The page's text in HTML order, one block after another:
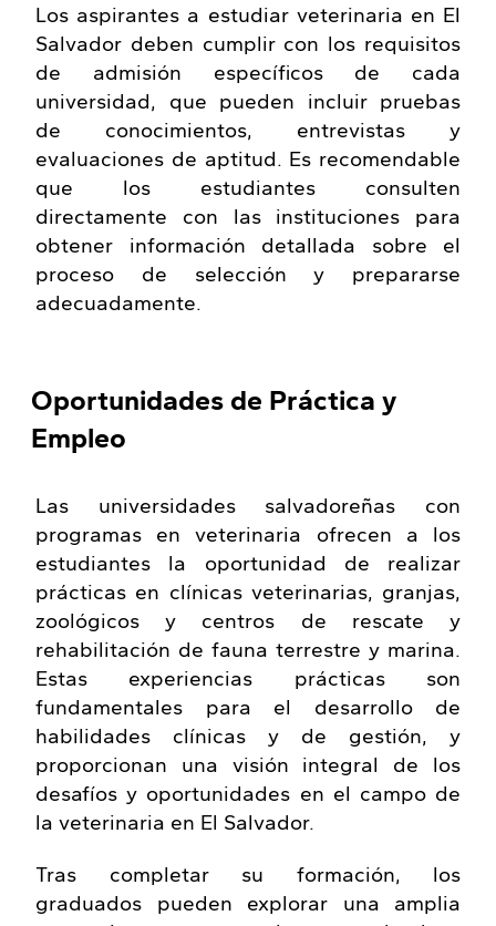
Los aspirantes a estudiar veterinaria en El
Salvador deben cumplir con los requisitos
de admisión específicos de cada
universidad, que pueden incluir pruebas
de conocimientos, entrevistas y
evaluaciones de aptitud. Es recomendable
que los estudiantes consulten
directamente con las instituciones para
obtener información detallada sobre el
proceso de selección y prepararse
adecuadamente.
Oportunidades de Práctica y
Empleo
Las universidades salvadoreñas con
programas en veterinaria ofrecen a los
estudiantes la oportunidad de realizar
prácticas en clínicas veterinarias, granjas,
zoológicos y centros de rescate y
rehabilitación de fauna terrestre y marina.
Estas experiencias prácticas son
fundamentales para el desarrollo de
habilidades clínicas y de gestión, y
proporcionan una visión integral de los
desafíos y oportunidades en el campo de
la veterinaria en El Salvador.
Tras completar su formación, los
graduados pueden explorar una amplia